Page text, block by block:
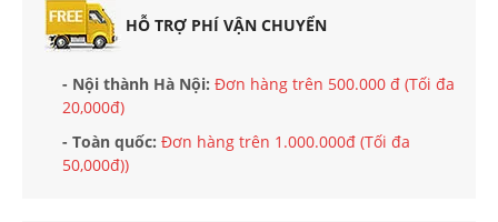
HỖ TRỢ PHÍ VẬN CHUYỂN
- Nội thành Hà Nội: Đơn hàng trên 500.000 đ (Tối đa
20,000đ)
- Toàn quốc: Đơn hàng trên 1.000.000đ (Tối đa
50,000đ))